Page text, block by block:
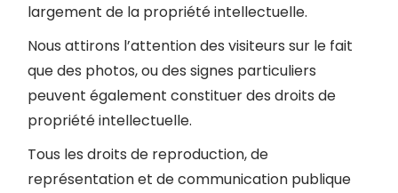
largement de la propriété intellectuelle.
Nous attirons l’attention des visiteurs sur le fait
que des photos, ou des signes particuliers
peuvent également constituer des droits de
propriété intellectuelle.
Tous les droits de reproduction, de
représentation et de communication publique